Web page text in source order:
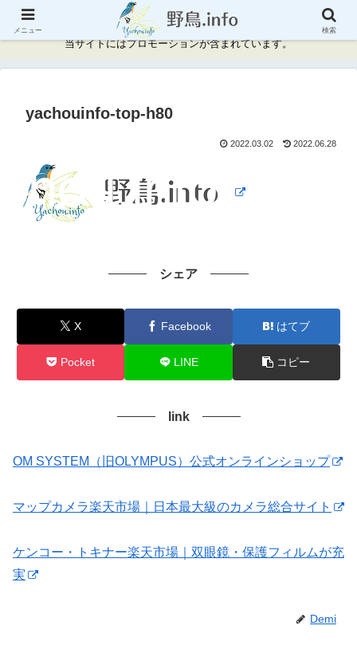
神奈川県周辺の野鳥情報と記録
当サイトにはプロモーションが含まれています。
yachouinfo-top-h80
2022.03.02 2022.06.28
シェア
X Facebook はてブ
Pocket LINE コピー
link
OM SYSTEM（旧OLYMPUS）公式オンラインショップ
マップカメラ楽天市場｜日本最大級のカメラ総合サイト
ケンコー・トキナー楽天市場｜双眼鏡・保護フィルムが充
実
Demi
メニュー 検索